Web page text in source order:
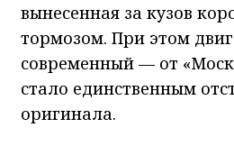
вынесенная за кузов
тормозом. При этом
современный — от
стало единственным
оригинала.